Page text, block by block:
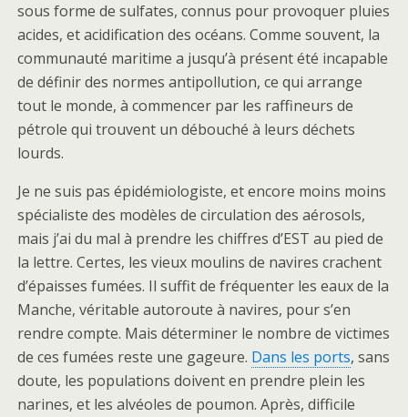
sous forme de sulfates, connus pour provoquer pluies
acides, et acidification des océans. Comme souvent, la
communauté maritime a jusqu’à présent été incapable
de définir des normes antipollution, ce qui arrange
tout le monde, à commencer par les raffineurs de
pétrole qui trouvent un débouché à leurs déchets
lourds.
Je ne suis pas épidémiologiste, et encore moins moins
spécialiste des modèles de circulation des aérosols,
mais j’ai du mal à prendre les chiffres d’EST au pied de
la lettre. Certes, les vieux moulins de navires crachent
d’épaisses fumées. Il suffit de fréquenter les eaux de la
Manche, véritable autoroute à navires, pour s’en
rendre compte. Mais déterminer le nombre de victimes
de ces fumées reste une gageure. Dans les ports, sans
doute, les populations doivent en prendre plein les
narines, et les alvéoles de poumon. Après, difficile